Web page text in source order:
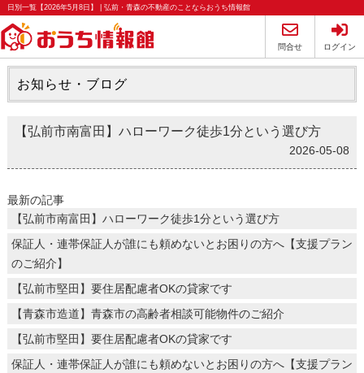
日別一覧【2026年5月8日】 | 弘前・青森の不動産のことならおうち情報館
問合せ ログイン
お知らせ・ブログ
【弘前市南富田】ハローワーク徒歩1分という選び方
2026-05-08
最新の記事
【弘前市南富田】ハローワーク徒歩1分という選び方
保証人・連帯保証人が誰にも頼めないとお困りの方へ【支援プラン
のご紹介】
【弘前市堅田】要住居配慮者OKの貸家です
【青森市造道】青森市の高齢者相談可能物件のご紹介
【弘前市堅田】要住居配慮者OKの貸家です
保証人・連帯保証人が誰にも頼めないとお困りの方へ【支援プラン